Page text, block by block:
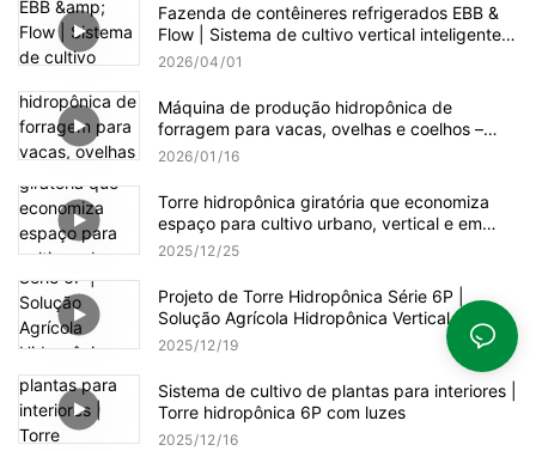
Fazenda de contêineres refrigerados EBB &
Flow | Sistema de cultivo vertical inteligente e
robusto
2026 04 01
Máquina de produção hidropônica de
forragem para vacas, ovelhas e coelhos –
250 kg por dia
2026 01 16
Torre hidropônica giratória que economiza
espaço para cultivo urbano, vertical e em
estufas.
2025 12 25
Projeto de Torre Hidropônica Série 6P |
Solução Agrícola Hidropônica Vertical para
Estufas Modernas
2025 12 19
Sistema de cultivo de plantas para interiores |
Torre hidropônica 6P com luzes
2025 12 16